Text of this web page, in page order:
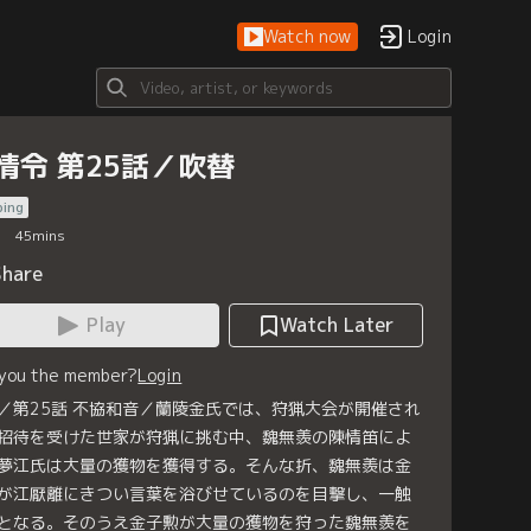
Watch now Login
令 第25話／吹替
45mins
Play
Watch Later
the member?Login
第25話 不協和音／蘭陵金氏では、狩猟大会が開催され
待を受けた世家が狩猟に挑む中、魏無羨の陳情笛によ
江氏は大量の獲物を獲得する。そんな折、魏無羨は金
江厭離にきつい言葉を浴びせているのを目撃し、一触
なる。そのうえ金子勲が大量の獲物を狩った魏無羨を